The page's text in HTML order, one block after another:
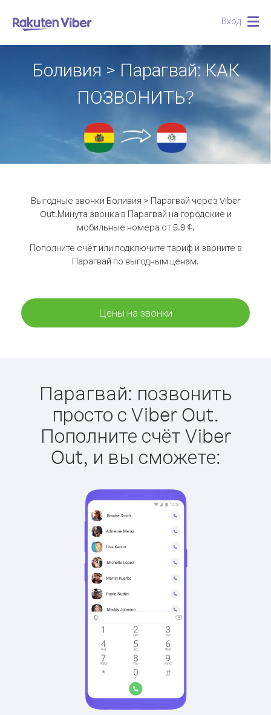
Вход
Боливия > Парагвай: КАК
ПОЗВОНИТЬ?
Выгодные звонки Боливия > Парагвай через Viber
Out.Минута звонка в Парагвай на городские и
мобильные номера от 5.9 ¢.
Пополните счёт или подключите тариф и звоните в
Парагвай по выгодным ценам.
Цены на звонки
Парагвай: позвонить
просто с Viber Out.
Пополните счёт Viber
Out, и вы сможете: